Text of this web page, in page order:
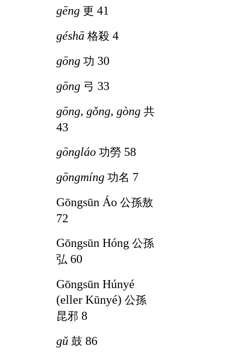
gēng 更 41
géshā 格殺 4
gōng 功 30
gōng 弓 33
gōng, gǒng, gòng 共
43
gōngláo 功勞 58
gōngmíng 功名 7
Gōngsūn Áo 公孫敖
72
Gōngsūn Hóng 公孫
弘 60
Gōngsūn Húnyé
(eller Kūnyé) 公孫
昆邪 8
gǔ 鼓 86